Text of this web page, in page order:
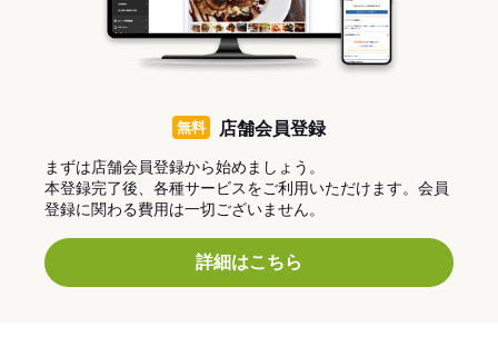
無料 店舗会員登録
まずは店舗会員登録から始めましょう。
本登録完了後、各種サービスをご利用いただけます。会員
登録に関わる費用は一切ございません。
詳細はこちら